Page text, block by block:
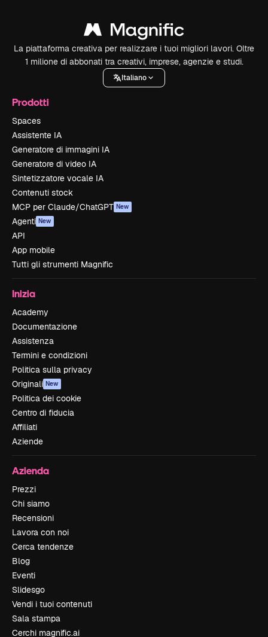
La piattaforma creativa per realizzare i tuoi migliori lavori. Oltre
1 milione di abbonati tra creativi, imprese, agenzie e studi.
Italiano
Prodotti
Spaces
Assistente IA
Generatore di immagini IA
Generatore di video IA
Sintetizzatore vocale IA
Contenuti stock
MCP per Claude/ChatGPT New
Agenti New
API
App mobile
Tutti gli strumenti Magnific
Inizia
Academy
Documentazione
Assistenza
Termini e condizioni
Politica sulla privacy
Originali New
Politica dei cookie
Centro di fiducia
Affiliati
Aziende
Azienda
Prezzi
Chi siamo
Recensioni
Lavora con noi
Cerca tendenze
Blog
Eventi
Slidesgo
Vendi i tuoi contenuti
Sala stampa
Cerchi magnific.ai